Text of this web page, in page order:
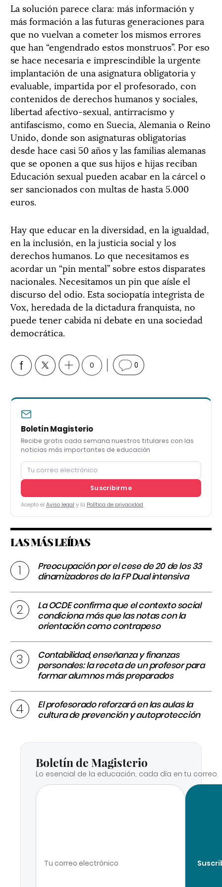
La solución parece clara: más información y
más formación a las futuras generaciones para
que no vuelvan a cometer los mismos errores
que han “engendrado estos monstruos”. Por eso
se hace necesaria e imprescindible la urgente
implantación de una asignatura obligatoria y
evaluable, impartida por el profesorado, con
contenidos de derechos humanos y sociales,
libertad afectivo-sexual, antirracismo y
antifascismo, como en Suecia, Alemania o Reino
Unido, donde son asignaturas obligatorias
desde hace casi 50 años y las familias alemanas
que se oponen a que sus hijos e hijas reciban
Educación sexual pueden acabar en la cárcel o
ser sancionados con multas de hasta 5.000
euros.
Hay que educar en la diversidad, en la igualdad,
en la inclusión, en la justicia social y los
derechos humanos. Lo que necesitamos es
acordar un “pin mental” sobre estos disparates
nacionales. Necesitamos un pin que aísle el
discurso del odio. Esta sociopatía integrista de
Vox, heredada de la dictadura franquista, no
puede tener cabida ni debate en una sociedad
democrática.
0 0
Boletín Magisterio
Recibe gratis cada semana nuestros titulares con las
noticias más importantes de educación
Suscribirme
Acepto el Aviso legal y la Política de privacidad
LAS MÁS LEÍDAS
Preocupación por el cese de 20 de los 33
dinamizadores de la FP Dual intensiva
La OCDE confirma que el contexto social
condiciona más que las notas con la
orientación como contrapeso
Contabilidad, enseñanza y finanzas
personales: la receta de un profesor para
formar alumnos más preparados
El profesorado reforzará en las aulas la
cultura de prevención y autoprotección
Boletín de Magisterio
Lo esencial de la educación, cada día en tu correo.